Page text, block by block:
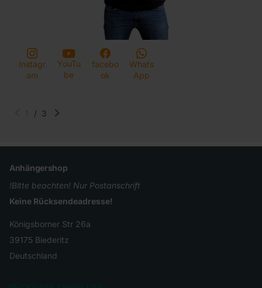
Instagr
am
YouTu
be
facebo
ok
Whats
App
/ 3
Anhängershop
!Bitte beachten! Nur Postanschrift
Keine Rücksendeadresse!
Königsborner Str 26a
39175 Biederitz
Deutschland